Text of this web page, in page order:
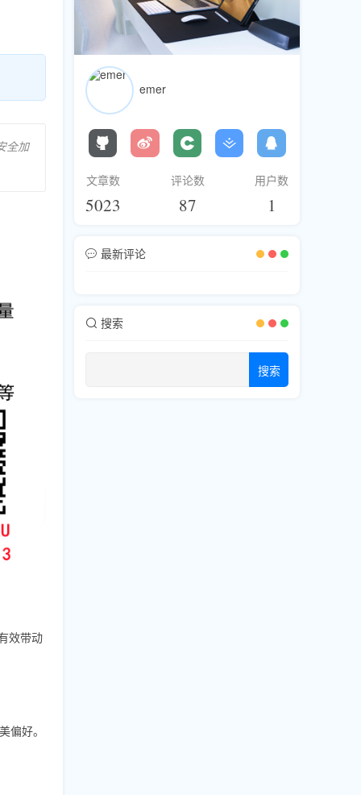
全加
效带动
偏好。
emer
文章数
5023
评论数
87
用户数
1
最新评论
搜索
搜索